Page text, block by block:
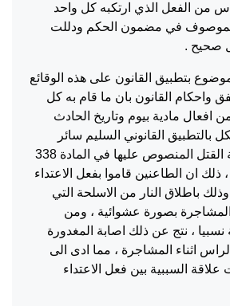
من الفعل الذي ارتكبه كل واحد
في مضمون الحكم ودللت
صحيح .
بتطبيق القانون على هذه الوقائع
واحكام القانون بان ما قام به كل
افعال مادية بيوم وتاريخ الحادث
القانوني السليم سائر
اركان وعناصر جناية القتل المنصوص عليها في المادة 338
ذلك ان الطاعنين قاموا بفعل الاعتداء
باطلاق النار من الاسلحة التي
المشاجرة بصورة عشوائية ، ومن
، نتج عن ذلك اصابة المغدورة
اثناء المشاجرة ، مما ادى الى
علاقة السببية بين فعل الاعتداء